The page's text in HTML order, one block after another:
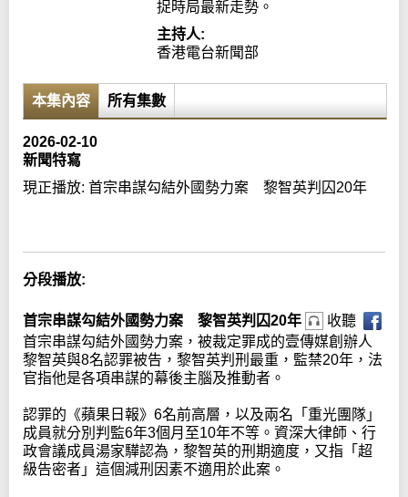
捉時局最新走勢。
主持人:
香港電台新聞部
本集內容 所有集數
2026-02-10
新聞特寫
現正播放: 首宗串謀勾結外國勢力案 黎智英判囚20年
分段播放:
首宗串謀勾結外國勢力案 黎智英判囚20年
收聽
首宗串謀勾結外國勢力案，被裁定罪成的壹傳媒創辦人
黎智英與8名認罪被告，黎智英判刑最重，監禁20年，法
官指他是各項串謀的幕後主腦及推動者。
認罪的《蘋果日報》6名前高層，以及兩名「重光團隊」
成員就分別判監6年3個月至10年不等。資深大律師、行
政會議成員湯家驊認為，黎智英的刑期適度，又指「超
級告密者」這個減刑因素不適用於此案。